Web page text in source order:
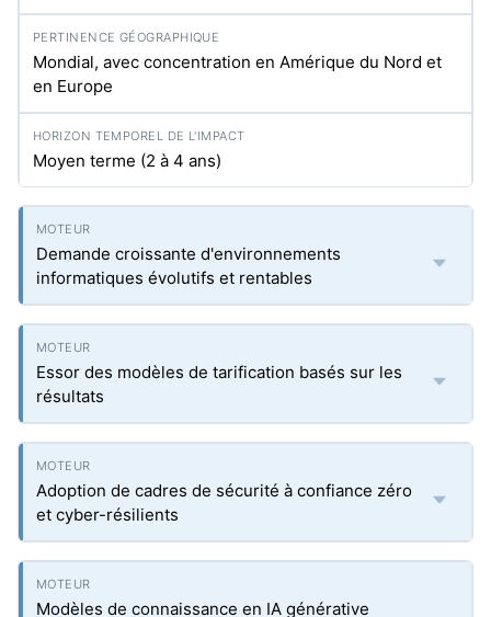
Mondial, avec concentration en Amérique du Nord et
en Europe
Moyen terme (2 à 4 ans)
Demande croissante d'environnements
informatiques évolutifs et rentables
Essor des modèles de tarification basés sur les
résultats
Adoption de cadres de sécurité à confiance zéro
et cyber-résilients
Modèles de connaissance en IA générative